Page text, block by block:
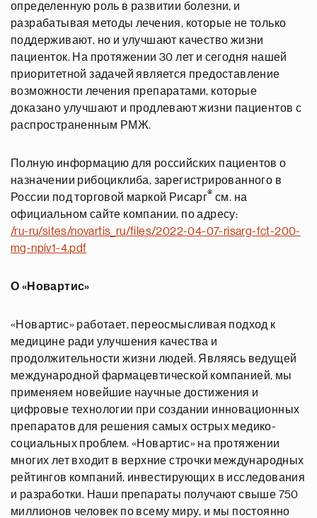
определенную роль в развитии болезни, и
разрабатывая методы лечения, которые не только
поддерживают, но и улучшают качество жизни
пациенток. На протяжении 30 лет и сегодня нашей
приоритетной задачей является предоставление
возможности лечения препаратами, которые
доказано улучшают и продлевают жизни пациентов с
распространенным РМЖ.
Полную информацию для российских пациентов о
назначении рибоциклиба, зарегистрированного в
России под торговой маркой Рисарг® см. на
официальном сайте компании, по адресу:
/ru-ru/sites/novartis_ru/files/2022-04-07-risarg-fct-200-
mg-npiv1-4.pdf
О «Новартис»
«Новартис» работает, переосмысливая подход к
медицине ради улучшения качества и
продолжительности жизни людей. Являясь ведущей
международной фармацевтической компанией, мы
применяем новейшие научные достижения и
цифровые технологии при создании инновационных
препаратов для решения самых острых медико-
социальных проблем. «Новартис» на протяжении
многих лет входит в верхние строчки международных
рейтингов компаний, инвестирующих в исследования
и разработки. Наши препараты получают свыше 750
миллионов человек по всему миру, и мы постоянно